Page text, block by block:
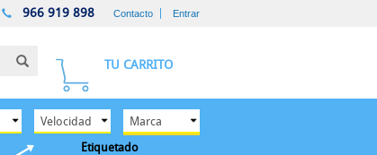
966 919 898 Contacto Entrar
TU CARRITO
Etiquetado